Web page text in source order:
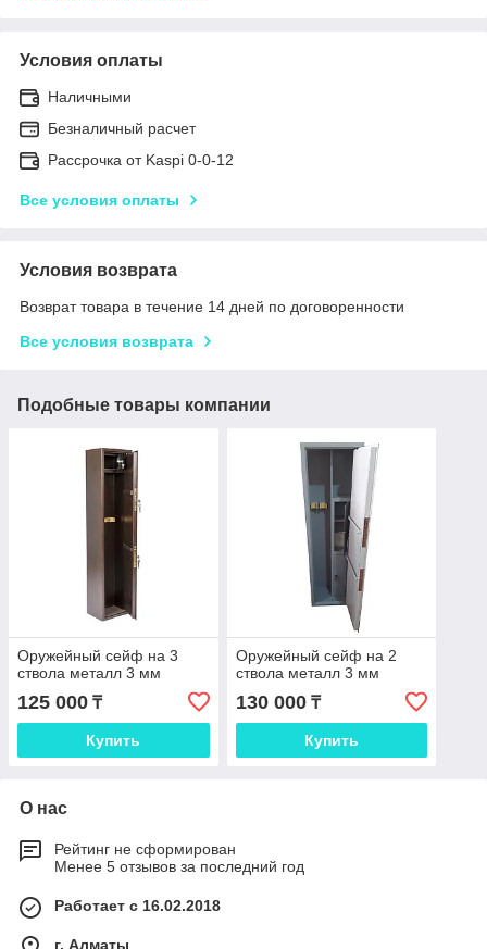
Условия оплаты
Наличными
Безналичный расчет
Рассрочка от Kaspi 0-0-12
Все условия оплаты
Условия возврата
Возврат товара в течение 14 дней по договоренности
Все условия возврата
Подобные товары компании
Оружейный сейф на 3
ствола металл 3 мм
125 000 ₸
Купить
Оружейный сейф на 2
ствола металл 3 мм
130 000₸
Купить
О нас
Рейтинг не сформирован
Менее 5 отзывов за последний год
Работает с 16.02.2018
г. Алматы